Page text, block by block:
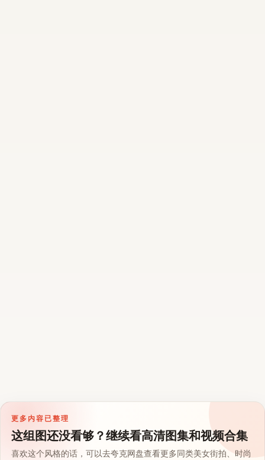
更多内容已整理
这组图还没看够？继续看高清图集和视频合集
喜欢这个风格的话，可以去夸克网盘查看更多同类美女街拍、时尚